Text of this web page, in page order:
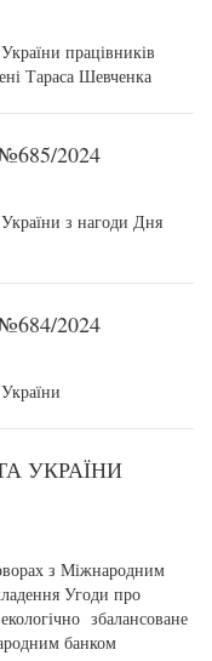
працівників
Тараса Шевченка
2024
з нагоди Дня
2024
УКРАЇНИ
з Міжнародним
Угоди про
збалансоване
банком